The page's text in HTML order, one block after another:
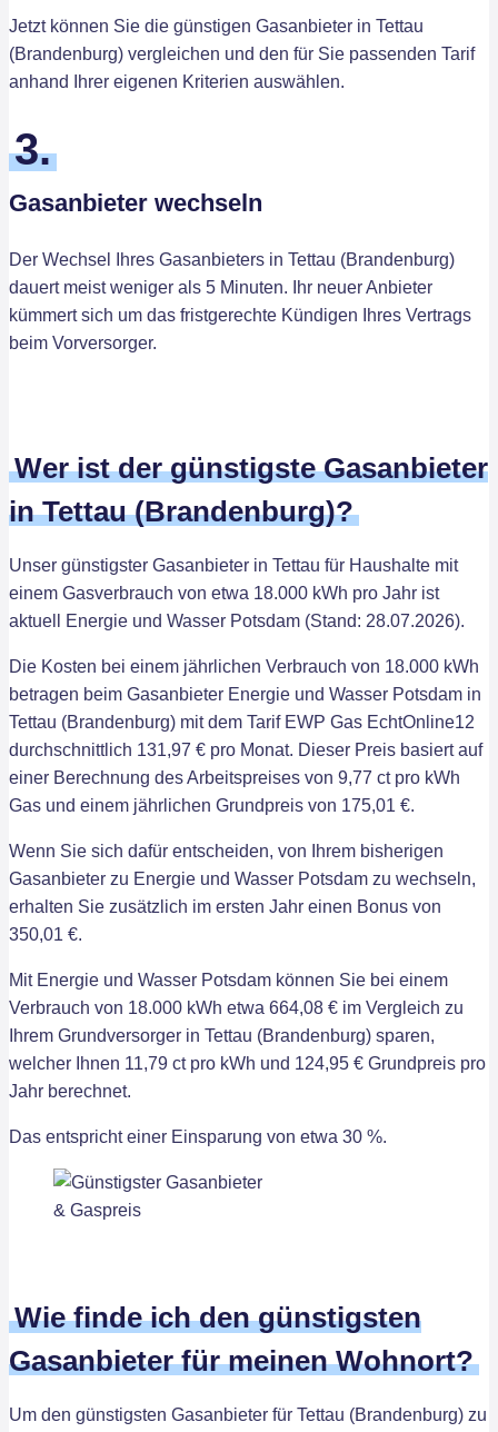
Jetzt können Sie die günstigen Gasanbieter in Tettau
(Brandenburg) vergleichen und den für Sie passenden Tarif
anhand Ihrer eigenen Kriterien auswählen.
3.
Gasanbieter wechseln
Der Wechsel Ihres Gasanbieters in Tettau (Brandenburg)
dauert meist weniger als 5 Minuten. Ihr neuer Anbieter
kümmert sich um das fristgerechte Kündigen Ihres Vertrags
beim Vorversorger.
Wer ist der günstigste Gasanbieter
in Tettau (Brandenburg)?
Unser günstigster Gasanbieter in Tettau für Haushalte mit
einem Gasverbrauch von etwa 18.000 kWh pro Jahr ist
aktuell Energie und Wasser Potsdam (Stand: 28.07.2026).
Die Kosten bei einem jährlichen Verbrauch von 18.000 kWh
betragen beim Gasanbieter Energie und Wasser Potsdam in
Tettau (Brandenburg) mit dem Tarif EWP Gas EchtOnline12
durchschnittlich 131,97 € pro Monat. Dieser Preis basiert auf
einer Berechnung des Arbeitspreises von 9,77 ct pro kWh
Gas und einem jährlichen Grundpreis von 175,01 €.
Wenn Sie sich dafür entscheiden, von Ihrem bisherigen
Gasanbieter zu Energie und Wasser Potsdam zu wechseln,
erhalten Sie zusätzlich im ersten Jahr einen Bonus von
350,01 €.
Mit Energie und Wasser Potsdam können Sie bei einem
Verbrauch von 18.000 kWh etwa 664,08 € im Vergleich zu
Ihrem Grundversorger in Tettau (Brandenburg) sparen,
welcher Ihnen 11,79 ct pro kWh und 124,95 € Grundpreis pro
Jahr berechnet.
Das entspricht einer Einsparung von etwa 30 %.
Wie finde ich den günstigsten
Gasanbieter für meinen Wohnort?
Um den günstigsten Gasanbieter für Tettau (Brandenburg) zu